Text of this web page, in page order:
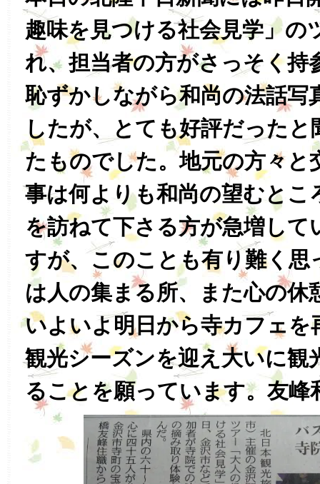
趣味を見つける社会見学」の
れ、担当者の方がさっそく持
恥ずかしながら和尚の法話写
したが、とても好評だった
たものでした。地元の方々と
事は何よりも和尚の望むとこ
を訪ねて下さる方が急増して
すが、このことも有り難く思
は人の集まる所、また心の休
いよいよ明日から寺カフェを
観光シーズンを迎え大いに観
ることを願っています。友峰